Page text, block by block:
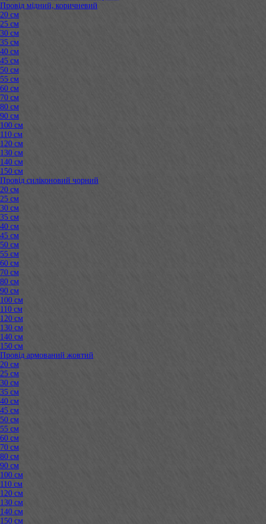
Провід мідний, коричневий
20 см
25 см
30 см
35 см
40 см
45 см
50 см
55 см
60 см
70 см
80 см
90 см
100 см
110 см
120 см
130 см
140 см
150 см
Провід силіконовий чорний
20 см
25 см
30 см
35 см
40 см
45 см
50 см
55 см
60 см
70 см
80 см
90 см
100 см
110 см
120 см
130 см
140 см
150 см
Провід армований жовтий
20 см
25 см
30 см
35 см
40 см
45 см
50 см
55 см
60 см
70 см
80 см
90 см
100 см
110 см
120 см
130 см
140 см
150 см